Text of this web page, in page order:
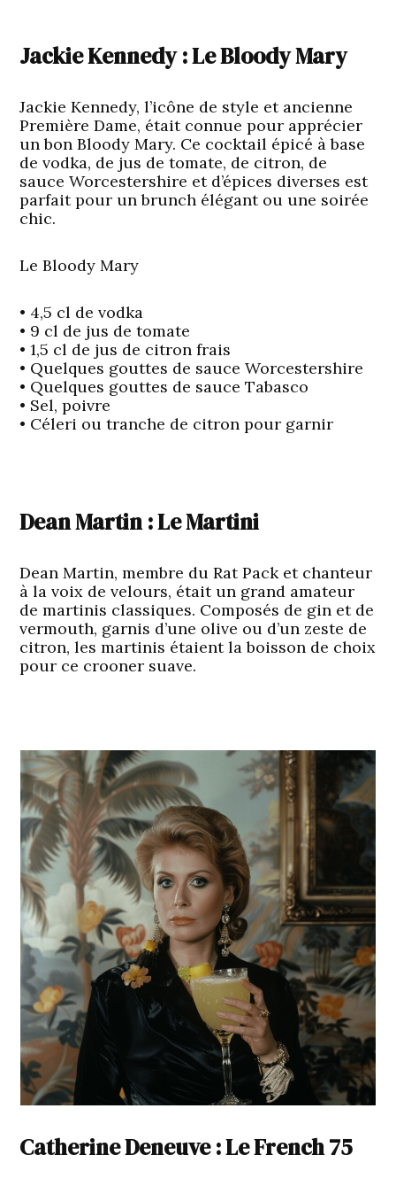
Jackie Kennedy : Le Bloody Mary
Jackie Kennedy, l’icône de style et ancienne
Première Dame, était connue pour apprécier
un bon Bloody Mary. Ce cocktail épicé à base
de vodka, de jus de tomate, de citron, de
sauce Worcestershire et d’épices diverses est
parfait pour un brunch élégant ou une soirée
chic.
Le Bloody Mary
• 4,5 cl de vodka
• 9 cl de jus de tomate
• 1,5 cl de jus de citron frais
• Quelques gouttes de sauce Worcestershire
• Quelques gouttes de sauce Tabasco
• Sel, poivre
• Céleri ou tranche de citron pour garnir
Dean Martin : Le Martini
Dean Martin, membre du Rat Pack et chanteur
à la voix de velours, était un grand amateur
de martinis classiques. Composés de gin et de
vermouth, garnis d’une olive ou d’un zeste de
citron, les martinis étaient la boisson de choix
pour ce crooner suave.
Catherine Deneuve : Le French 75